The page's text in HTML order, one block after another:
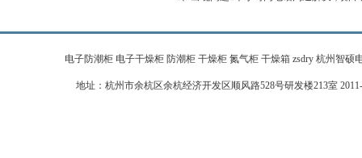
电子防潮柜 电子干燥柜 防潮柜 干燥柜 氮气柜 干燥箱 zsdry 杭州智硕
地址：杭州市余杭区余杭经济开发区顺风路528号研发楼213室 2011-